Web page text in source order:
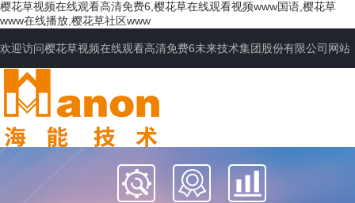
樱花草视频在线观看高清免费6,樱花草在线观看视频www国语,樱花草
www在线播放,樱花草社区www
欢迎访问樱花草视频在线观看高清免费6未来技术集团股份有限公司网站
网站首页